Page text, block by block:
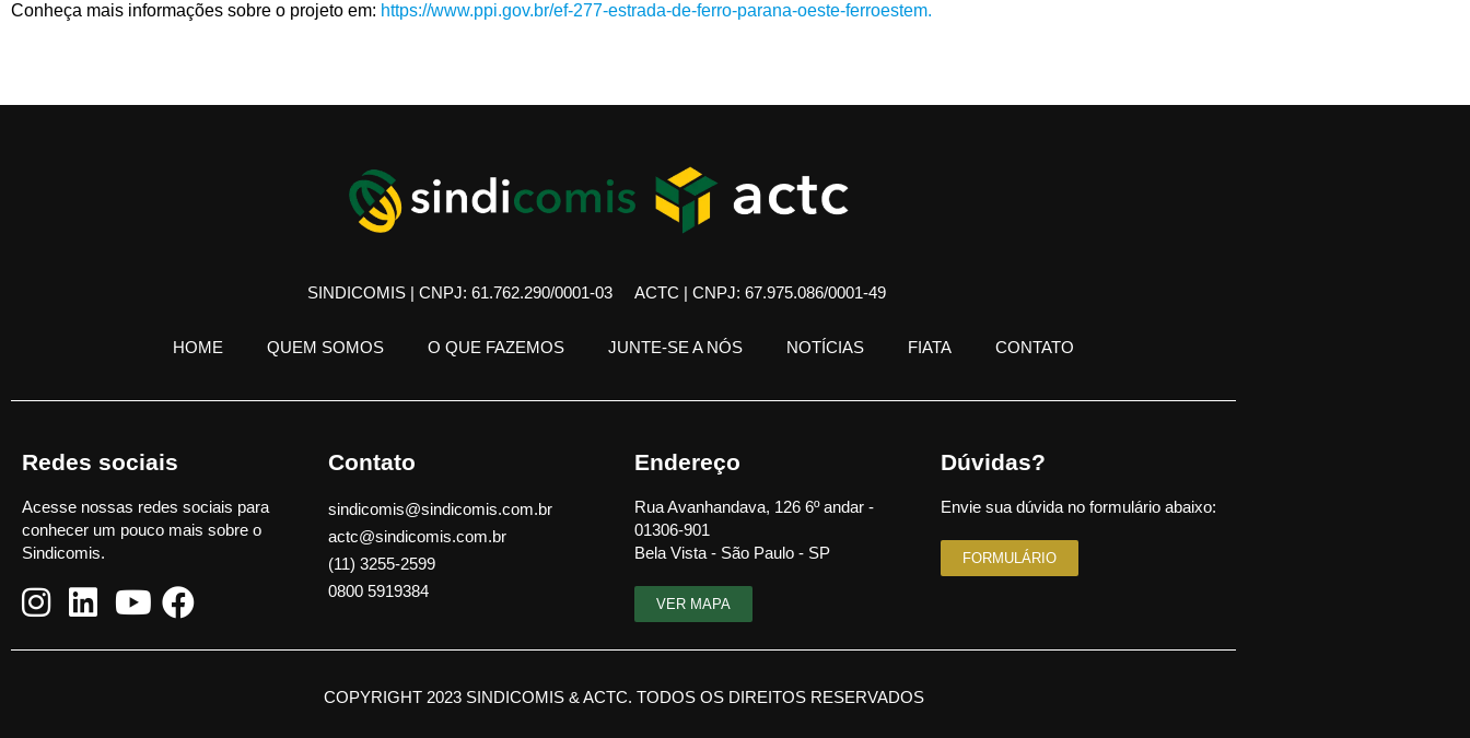
Conheça mais informações sobre o projeto em: https://www.ppi.gov.br/ef-277-estrada-de-ferro-parana-oeste-ferroestem.
SINDICOMIS | CNPJ: 61.762.290/0001-03 ACTC | CNPJ: 67.975.086/0001-49
HOME QUEM SOMOS O QUE FAZEMOS JUNTE-SE A NÓS NOTÍCIAS FIATA CONTATO
Redes sociais
Acesse nossas redes sociais para
conhecer um pouco mais sobre o
Sindicomis.
Contato
sindicomis@sindicomis.com.br
actc@sindicomis.com.br
(11) 3255-2599
0800 5919384
Endereço
Rua Avanhandava, 126 6º andar -
01306-901
Bela Vista - São Paulo - SP
VER MAPA
Dúvidas?
Envie sua dúvida no formulário abaixo:
FORMULÁRIO
COPYRIGHT 2023 SINDICOMIS & ACTC. TODOS OS DIREITOS RESERVADOS